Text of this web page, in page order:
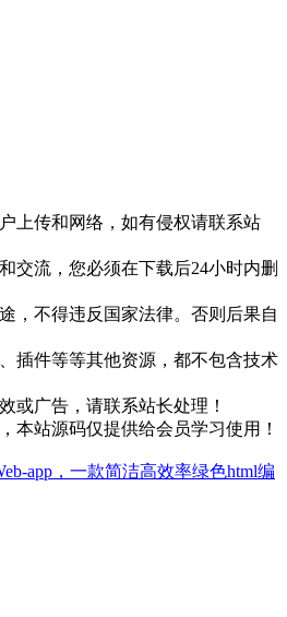
上传和网络，如有侵权请联系站
交流，您必须在下载后24小时内删
，不得违反国家法律。否则后果自
插件等等其他资源，都不包含技术
或广告，请联系站长处理！
本站源码仅提供给会员学习使用！
app，一款简洁高效率绿色html编